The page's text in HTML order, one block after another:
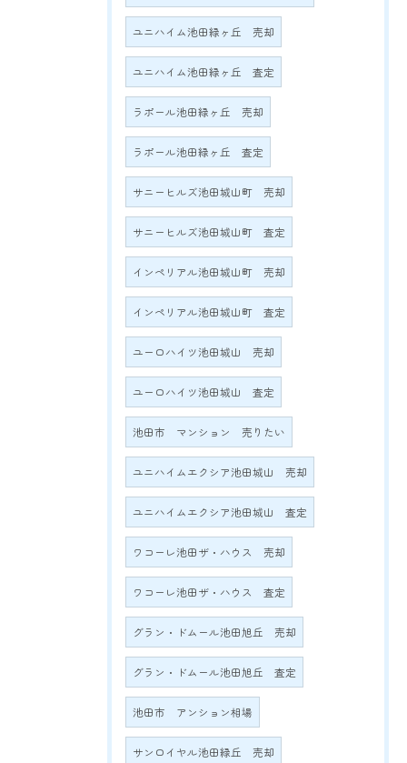
ユニハイム池田緑ヶ丘 売却
ユニハイム池田緑ヶ丘 査定
ラポール池田緑ヶ丘 売却
ラポール池田緑ヶ丘 査定
サニーヒルズ池田城山町 売却
サニーヒルズ池田城山町 査定
インペリアル池田城山町 売却
インペリアル池田城山町 査定
ユーロハイツ池田城山 売却
ユーロハイツ池田城山 査定
池田市 マンション 売りたい
ユニハイムエクシア池田城山 売却
ユニハイムエクシア池田城山 査定
ワコーレ池田ザ・ハウス 売却
ワコーレ池田ザ・ハウス 査定
グラン・ドムール池田旭丘 売却
グラン・ドムール池田旭丘 査定
池田市 アンション相場
サンロイヤル池田緑丘 売却